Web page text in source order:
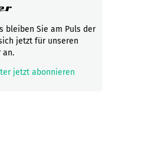
bleiben Sie am Puls der
jetzt für unseren
an.
jetzt abonnieren